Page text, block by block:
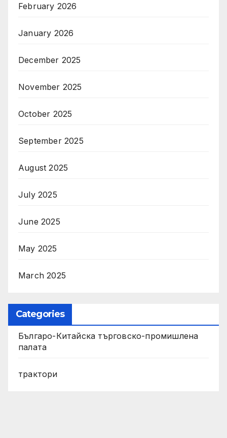
February 2026
January 2026
December 2025
November 2025
October 2025
September 2025
August 2025
July 2025
June 2025
May 2025
March 2025
Categories
Българо-Китайска търговско-промишлена
палата
трактори